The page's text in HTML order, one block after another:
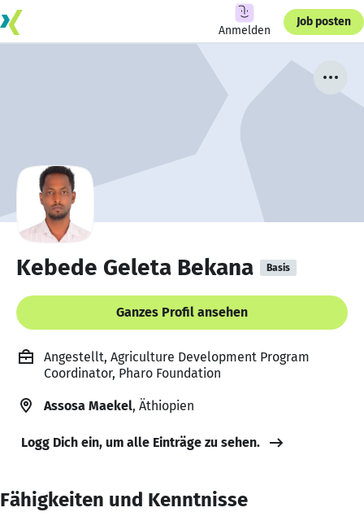
Anmelden
Job posten
Kebede Geleta Bekana Basis
Ganzes Profil ansehen
Angestellt, Agriculture Development Program
Coordinator, Pharo Foundation
Assosa Maekel, Äthiopien
Logg Dich ein, um alle Einträge zu sehen.
Fähigkeiten und Kenntnisse